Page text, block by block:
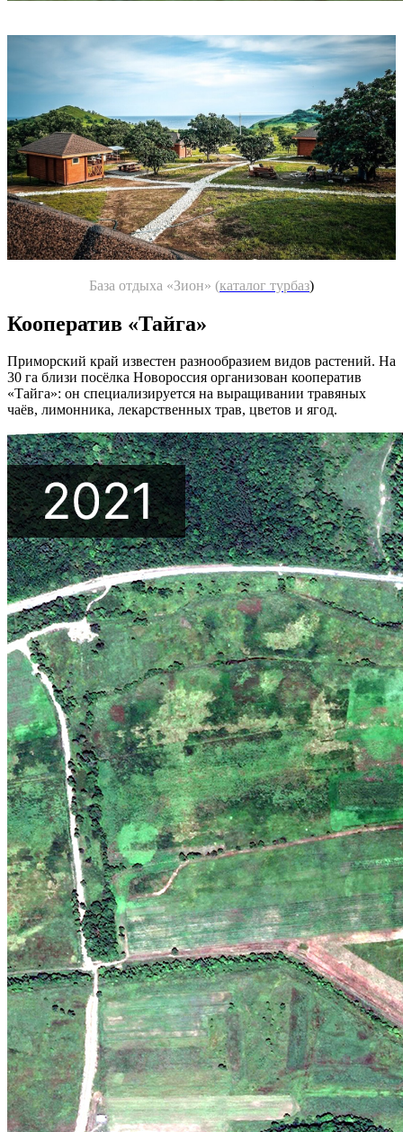
База отдыха «Зион» (каталог турбаз)
Кооператив «Тайга»
Приморский край известен разнообразием видов растений. На
30 га близи посёлка Новороссия организован кооператив
«Тайга»: он специализируется на выращивании травяных
чаёв, лимонника, лекарственных трав, цветов и ягод.